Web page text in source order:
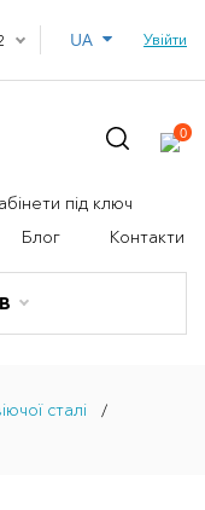
Увійти
під ключ
Блог Контакти
0
сталі